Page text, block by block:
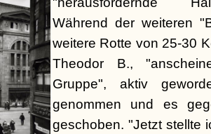
Während der weiteren
weitere Rotte von 25-30
Theodor B.,
Gruppe", aktiv
genommen und es
geschoben. "Jetzt stellte